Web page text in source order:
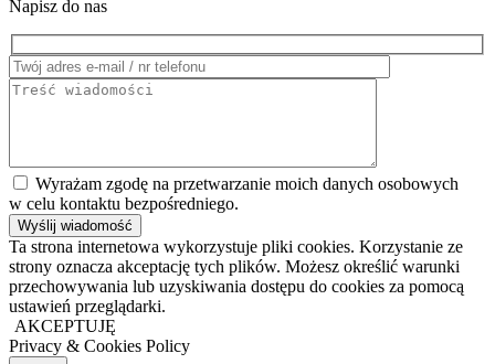
Napisz do nas
Wyrażam zgodę na przetwarzanie moich danych osobowych
w celu kontaktu bezpośredniego.
Ta strona internetowa wykorzystuje pliki cookies. Korzystanie ze
strony oznacza akceptację tych plików. Możesz określić warunki
przechowywania lub uzyskiwania dostępu do cookies za pomocą
ustawień przeglądarki.
AKCEPTUJĘ
Privacy & Cookies Policy